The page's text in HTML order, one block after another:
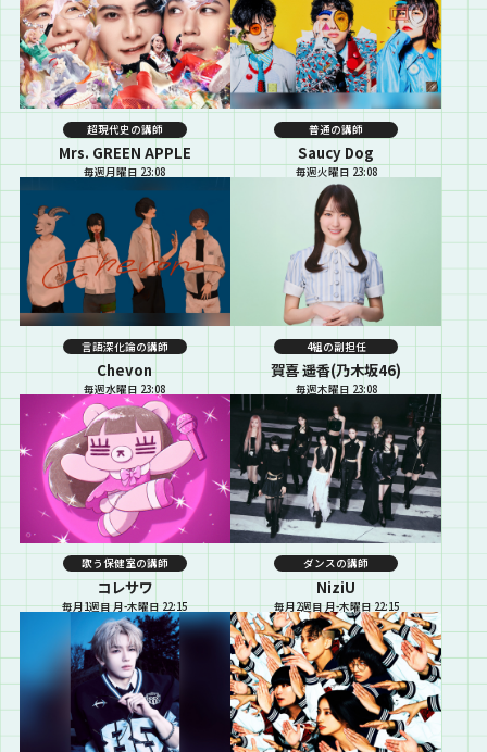
超現代史の講師
Mrs. GREEN APPLE
毎週月曜日 23:08
普通の講師
Saucy Dog
毎週火曜日 23:08
言語深化論の講師
Chevon
毎週水曜日 23:08
4組の副担任
賀喜 遥香(乃木坂46)
毎週木曜日 23:08
歌う保健室の講師
コレサワ
毎月1週目 月-木曜日 22:15
ダンスの講師
NiziU
毎月2週目 月-木曜日 22:15